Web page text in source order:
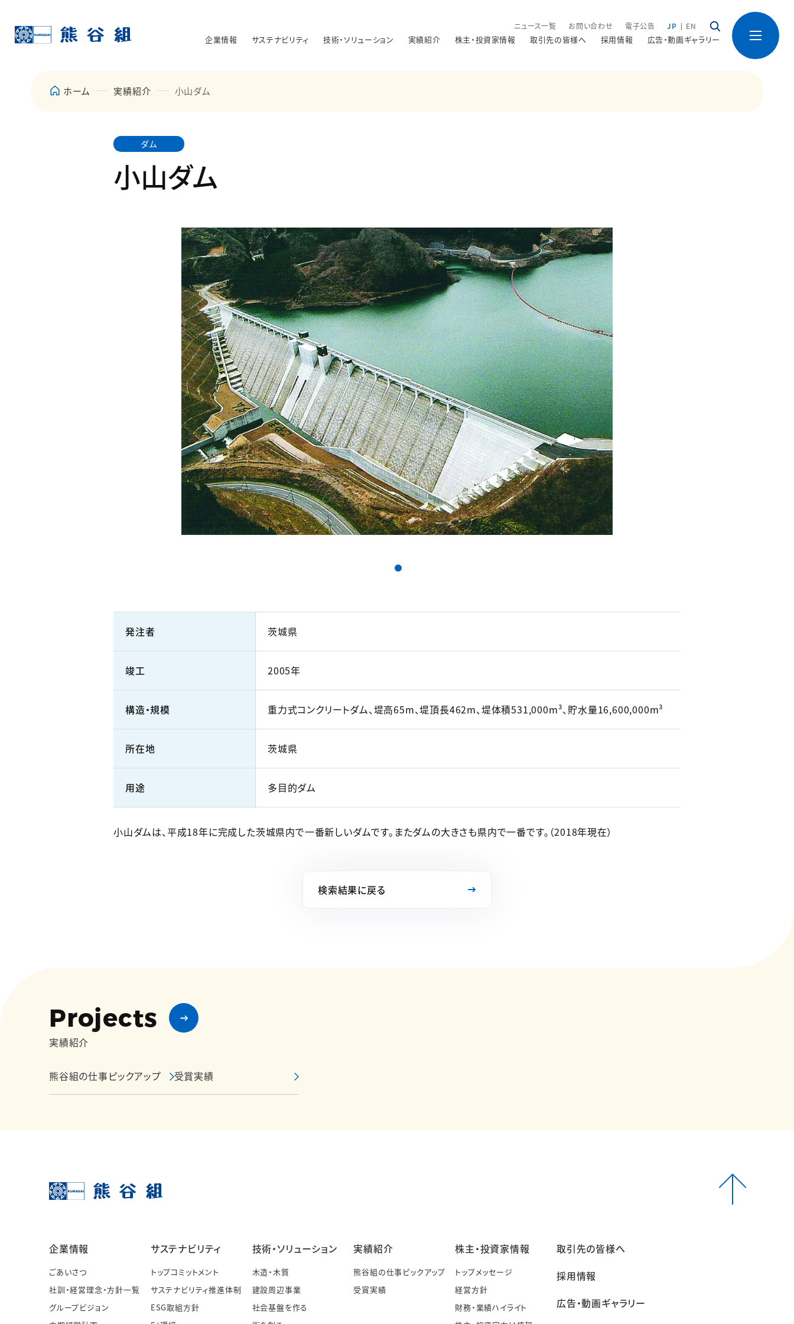
ニュース一覧 お問い合わせ 電子公告 JP EN
企業情報 サステナビリティ 技術・ソリューション 実績紹介 株主・投資家情報 取引先の皆様へ 採用情報 広告・動画ギャラリー
ホーム 実績紹介 小山ダム
ダム
小山ダム
発注者 茨城県
竣工 2005年
構造・規模 重力式コンクリートダム、堤高65m、堤頂長462m、堤体積531,000m³、貯水量16,600,000m³
所在地 茨城県
用途 多目的ダム
小山ダムは、平成18年に完成した茨城県内で一番新しいダムです。またダムの大きさも県内で一番です。（2018年現在）
検索結果に戻る
Projects
実績紹介
熊谷組の仕事ピックアップ 受賞実績
企業情報
ごあいさつ
社訓・経営理念・方針一覧
グループビジョン
サステナビリティ
トップコミットメント
サステナビリティ推進体制
ESG取組方針
技術・ソリューション
木造・木質
建設周辺事業
社会基盤を作る
実績紹介
熊谷組の仕事ピックアップ
受賞実績
株主・投資家情報
トップメッセージ
経営方針
財務・業績ハイライト
取引先の皆様へ
採用情報
広告・動画ギャラリー